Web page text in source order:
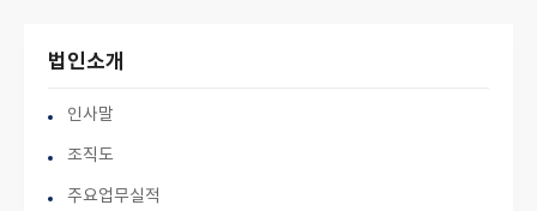
법인소개
인사말
조직도
주요업무실적